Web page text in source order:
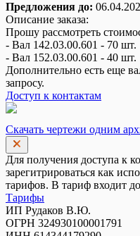
Предложения до:
Описание заказа:
Прошу рассмотреть
- Вал 142.03.00.601 - 70 шт.
- Вал 152.03.00.601 - 40 шт.
Дополнительно есть еще
запросу.
Доступ к контактам
Скачать чертежи одним
Для получения доступа к
зарегитрироваться как
тарифов. В тариф входит
Тарифы
ИП Рудаков В.Ю.
ОГРН 324930100001791